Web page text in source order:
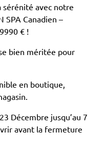
sérénité avec notre
SPA Canadien –
€ !
bien méritée pour
en boutique,
Décembre jusqu’au 7
avant la fermeture